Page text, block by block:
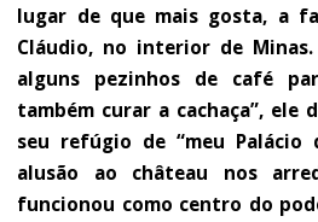
lugar de que mais gosta, a
Cláudio, no interior de Minas.
alguns pezinhos de café
também curar a cachaça”, ele
seu refúgio de “meu Palácio
alusão ao château nos
funcionou como centro do